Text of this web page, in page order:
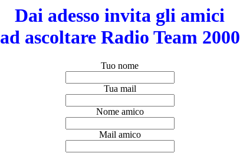
Dai adesso invita gli amici
ad ascoltare Radio Team 2000
Tuo nome
Tua mail
Nome amico
Mail amico